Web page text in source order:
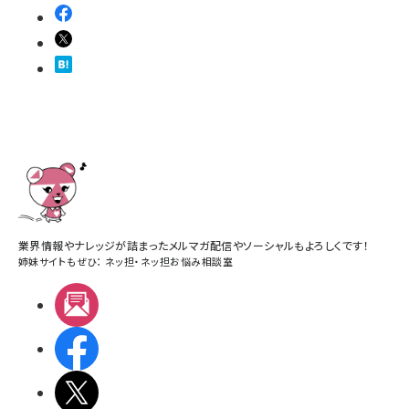
業界情報やナレッジが詰まったメルマガ配信やソーシャルもよろしくです！
姉妹サイトもぜひ： ネッ担・ ネッ担お悩み相談室